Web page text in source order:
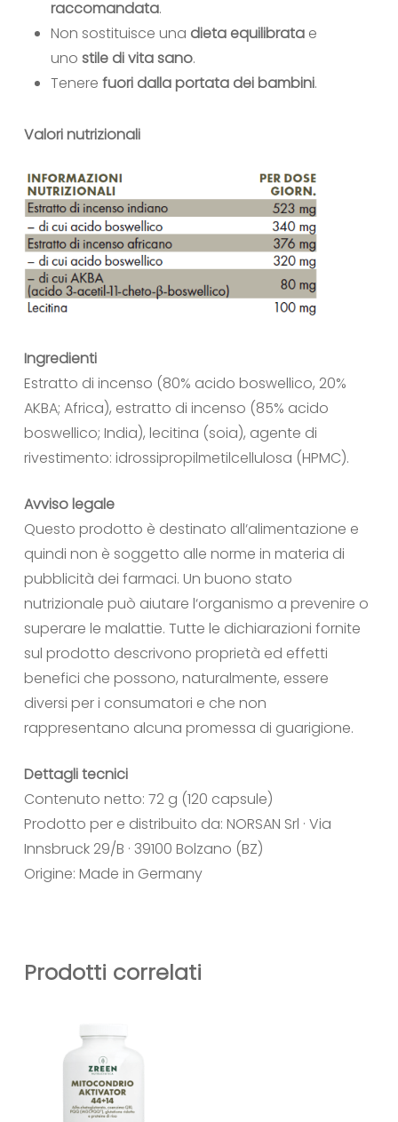
raccomandata.
Non sostituisce una dieta equilibratae
uno stile di vita sano.
Tenere fuori dalla portata dei bambini.
Valori nutrizionali
Ingredienti
Estratto di incenso (80% acido boswellico, 20%
AKBA; Africa), estratto di incenso (85% acido
boswellico; India), lecitina (soia), agente di
rivestimento: idrossipropilmetilcellulosa (HPMC).
Avviso legale
Questo prodotto è destinato all‘alimentazione e
quindi non è soggetto alle norme in materia di
pubblicità dei farmaci. Un buono stato
nutrizionale può aiutare l‘organismo a prevenire o
superare le malattie. Tutte le dichiarazioni fornite
sul prodotto descrivono proprietà ed effetti
benefici che possono, naturalmente, essere
diversi per i consumatori e che non
rappresentano alcuna promessa di guarigione.
Dettagli tecnici
Contenuto netto: 72 g (120 capsule)
Prodotto per e distribuito da: NORSAN Srl · Via
Innsbruck 29/B · 39100 Bolzano (BZ)
Origine: Made in Germany
Prodotti correlati